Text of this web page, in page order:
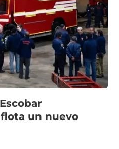
un nuevo